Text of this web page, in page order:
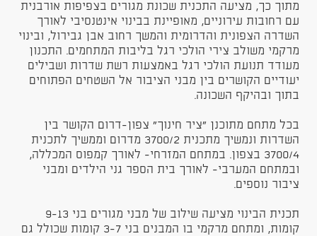
מתוך כך, מציעה התכנית שכונת מגורים בצפיפות אורבנית
עם רחובות עירוניים, מאופיינת בבינוי אינטנסיבי לאורך
השדרה הצפונית והדרומית והמשך רחוב אבן גבירול, ובינוי
מרקמי משולב צירי הולכי רגל בליבות המתחמים. התכנון
מעודד תנועת הולכי רגל באמצעות רשת שדרות ושבילים
יעודיים הקושרים בין מבני הציבור אל השטחים הפתוחים
בתוך ובהיקף השכונה.
בכל מתחם מתוכנן "ציר חינוך" צפון-דרום הקושר בין
השדרות ונמשיך מתכנית 3700/2 מדרום וממשיך לתכנית
3700/4 בצפון. במתחם המזרחי- לאורך קמפוס המכללה,
ובמתחם המערבי- לאורך בית הספר גני הילדים ומבני
ציבור נוספים.
תכנית הבינוי מציעה שילוב של מבני מגורים בני 9-13
קומות, ומתחם מרקמי בו המבנים בני 3-7 קומות שכולל גם